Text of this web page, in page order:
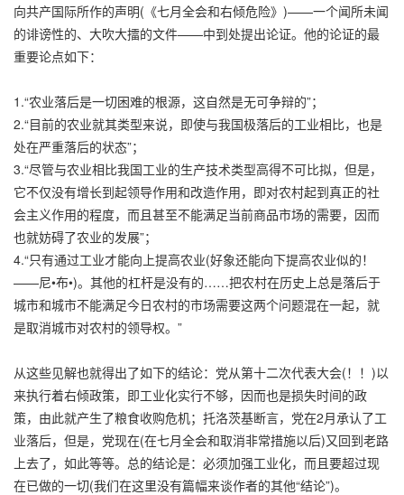
向共产国际所作的声明(《七月全会和右倾危险》)——一个闻所未闻
的诽谤性的、大吹大擂的文件——中到处提出论证。他的论证的最
重要论点如下：
1.“农业落后是一切困难的根源，这自然是无可争辩的”；
2.“目前的农业就其类型来说，即使与我国极落后的工业相比，也是
处在严重落后的状态”；
3.“尽管与农业相比我国工业的生产技术类型高得不可比拟，但是，
它不仅没有增长到起领导作用和改造作用，即对农村起到真正的社
会主义作用的程度，而且甚至不能满足当前商品市场的需要，因而
也就妨碍了农业的发展”；
4.“只有通过工业才能向上提高农业(好象还能向下提高农业似的！
——尼•布•)。其他的杠杆是没有的……把农村在历史上总是落后于
城市和城市不能满足今日农村的市场需要这两个问题混在一起，就
是取消城市对农村的领导权。”
从这些见解也就得出了如下的结论：党从第十二次代表大会(！！)以
来执行着右倾政策，即工业化实行不够，因而也是损失时间的政
策，由此就产生了粮食收购危机；托洛茨基断言，党在2月承认了工
业落后，但是，党现在(在七月全会和取消非常措施以后)又回到老路
上去了，如此等等。总的结论是：必须加强工业化，而且要超过现
在已做的一切(我们在这里没有篇幅来谈作者的其他“结论”)。